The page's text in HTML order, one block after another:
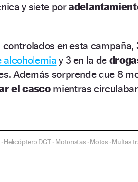
y siete por
en esta campaña,
alcoholemiay 3 en la de
Además sorprende que 8
el cascomientras
·Helicóptero DGT· Motoristas·Motos·Multas